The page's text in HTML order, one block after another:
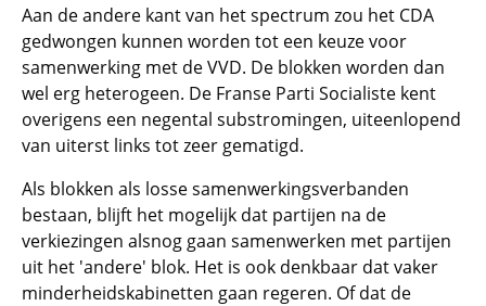
Aan de andere kant van het spectrum zou het CDA
gedwongen kunnen worden tot een keuze voor
samenwerking met de VVD. De blokken worden dan
wel erg heterogeen. De Franse Parti Socialiste kent
overigens een negental substromingen, uiteenlopend
van uiterst links tot zeer gematigd.
Als blokken als losse samenwerkingsverbanden
bestaan, blijft het mogelijk dat partijen na de
verkiezingen alsnog gaan samenwerken met partijen
uit het 'andere' blok. Het is ook denkbaar dat vaker
minderheidskabinetten gaan regeren. Of dat de